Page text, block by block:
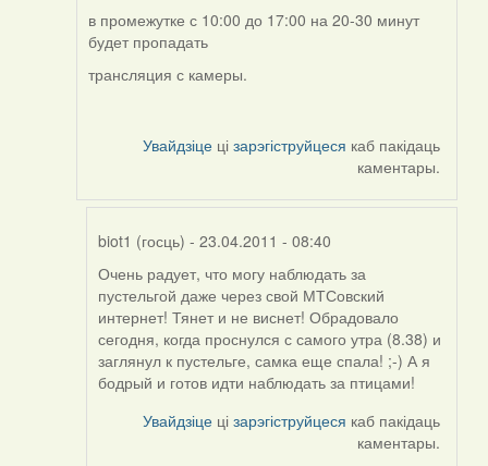
в промежутке с 10:00 до 17:00 на 20-30 минут
будет пропадать
трансляция с камеры.
Увайдзіце цізарэгіструйцеся каб пакідаць
каментары.
biot1 (госць) - 23.04.2011 - 08:40
In
reply
to
by
Harrier
Очень радует, что могу наблюдать за
пустельгой даже через свой МТСовский
интернет! Тянет и не виснет! Обрадовало
сегодня, когда проснулся с самого утра (8.38) и
заглянул к пустельге, самка еще спала! ;-) А я
бодрый и готов идти наблюдать за птицами!
Увайдзіце цізарэгіструйцеся каб пакідаць
каментары.